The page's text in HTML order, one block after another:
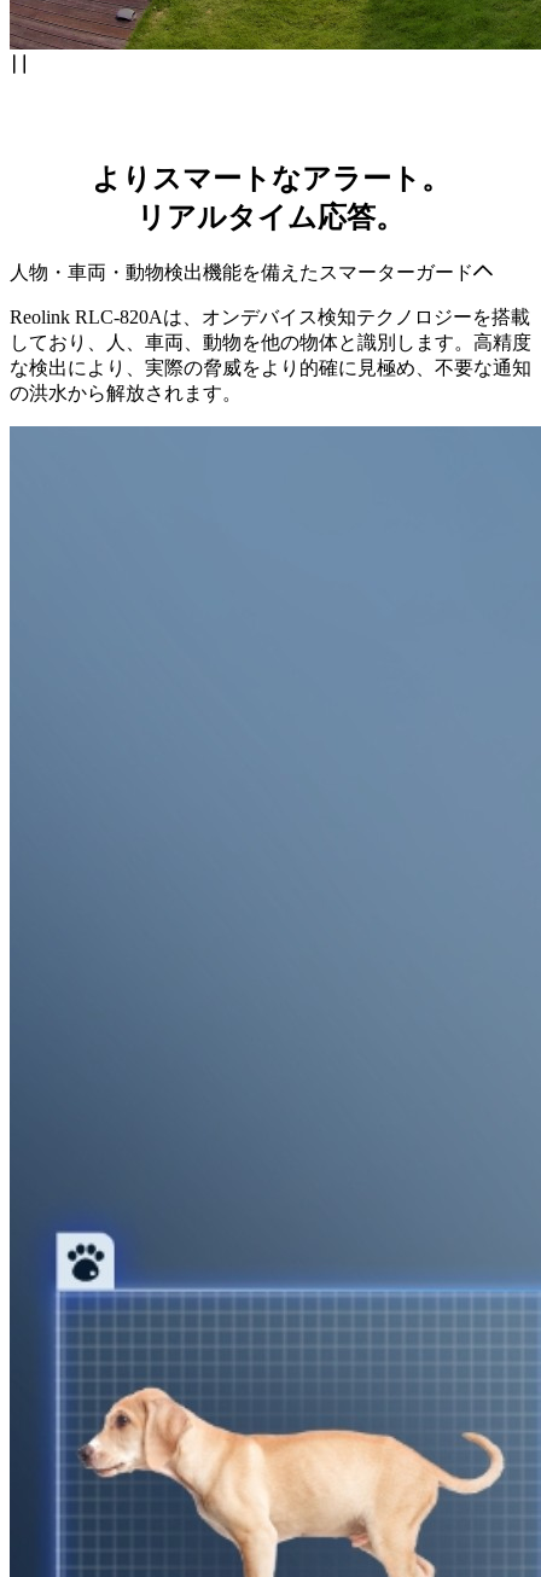
よりスマートなアラート。
リアルタイム応答。
人物・車両・動物検出機能を備えたスマーターガード
Reolink RLC-820Aは、オンデバイス検知テクノロジーを搭載
しており、人、車両、動物を他の物体と識別します。高精度
な検出により、実際の脅威をより的確に見極め、不要な通知
の洪水から解放されます。